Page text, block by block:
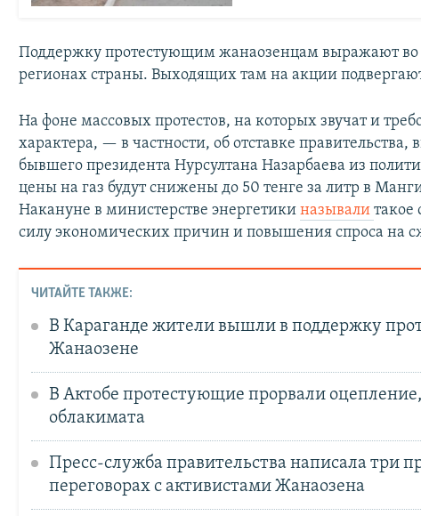
Поддержку протестующим жанаозенцам выражают во
регионах страны. Выходящих там на акции
На фоне массовых протестов, на которых звучат и
характера, — в частности, об отставке правительства,
бывшего президента Нурсултана Назарбаева из
цены на газ будут снижены до 50 тенге за литр в
Накануне в министерстве энергетикиназывали
силу экономических причин и повышения спроса на
ЧИТАЙТЕ ТАКЖЕ:
В Караганде жители вышли в поддержку
Жанаозене
В Актобе протестующие прорвали
облакимата
Пресс-служба правительства написала три
переговорах с активистами Жанаозена